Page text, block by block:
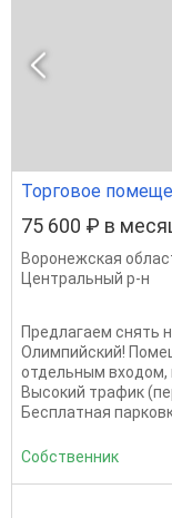
Торговое
75 600 ₽ в
Воронежская
Центральный р-н
Предлагаем снять
Олимпийский!
oтдельным вxодoм,
Высокий трафик
Бесплатная
Собственник